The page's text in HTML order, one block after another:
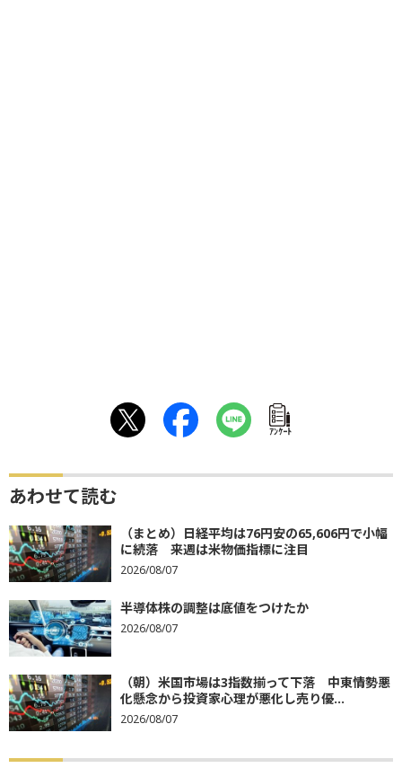
ｱﾝｹｰﾄ
あわせて読む
（まとめ）日経平均は76円安の65,606円で小幅
に続落 来週は米物価指標に注目
2026/08/07
半導体株の調整は底値をつけたか
2026/08/07
（朝）米国市場は3指数揃って下落 中東情勢悪
化懸念から投資家心理が悪化し売り優...
2026/08/07